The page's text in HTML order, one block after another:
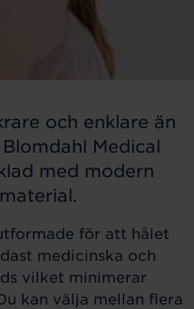
och enklare än
Medical
med modern
för att hålet
medicinska och
vilket minimerar
kan välja mellan flera